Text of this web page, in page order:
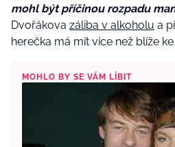
mohl být příčinou rozpadu
Dvořákova záliba v alkoholu a
herečka má mít více než blíže
MOHLO BY SE VÁM LÍBIT